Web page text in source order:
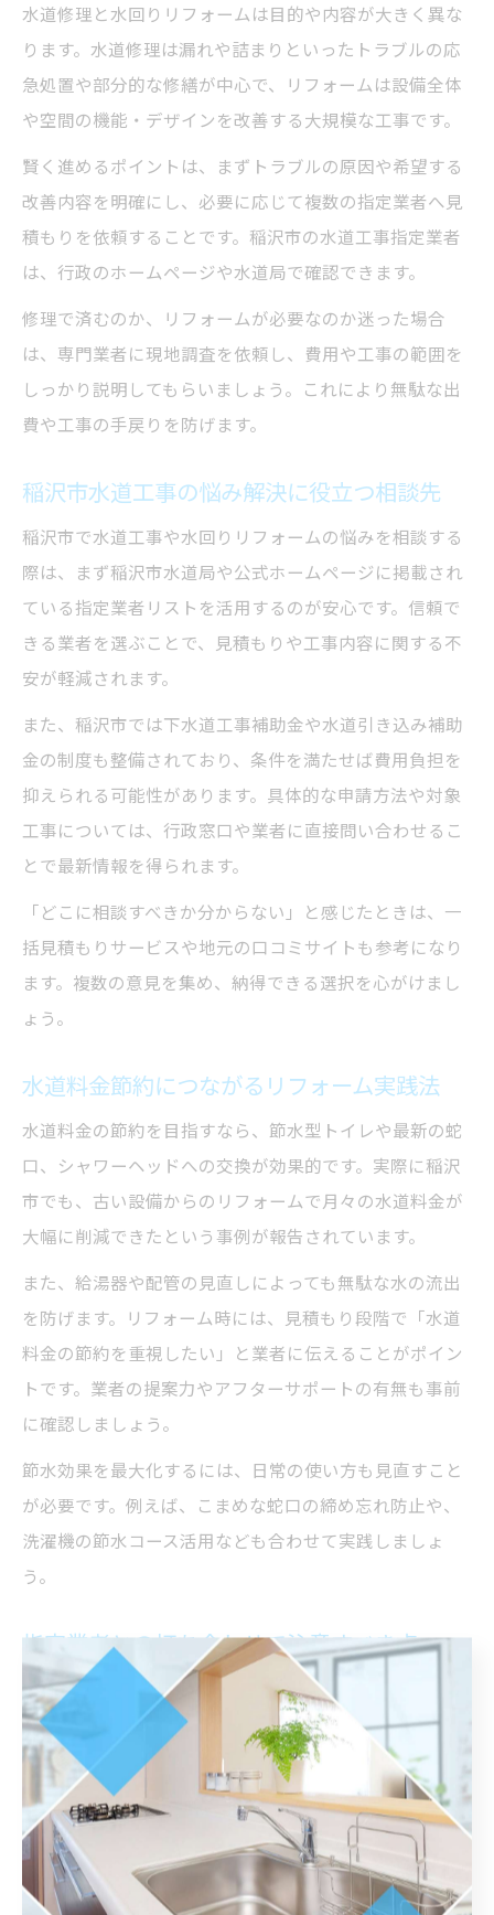
水道修理と水回りリフォームは目的や内容が大きく異な
ります。水道修理は漏れや詰まりといったトラブルの応
急処置や部分的な修繕が中心で、リフォームは設備全体
や空間の機能・デザインを改善する大規模な工事です。
賢く進めるポイントは、まずトラブルの原因や希望する
改善内容を明確にし、必要に応じて複数の指定業者へ見
積もりを依頼することです。稲沢市の水道工事指定業者
は、行政のホームページや水道局で確認できます。
修理で済むのか、リフォームが必要なのか迷った場合
は、専門業者に現地調査を依頼し、費用や工事の範囲を
しっかり説明してもらいましょう。これにより無駄な出
費や工事の手戻りを防げます。
稲沢市水道工事の悩み解決に役立つ相談先
稲沢市で水道工事や水回りリフォームの悩みを相談する
際は、まず稲沢市水道局や公式ホームページに掲載され
ている指定業者リストを活用するのが安心です。信頼で
きる業者を選ぶことで、見積もりや工事内容に関する不
安が軽減されます。
また、稲沢市では下水道工事補助金や水道引き込み補助
金の制度も整備されており、条件を満たせば費用負担を
抑えられる可能性があります。具体的な申請方法や対象
工事については、行政窓口や業者に直接問い合わせるこ
とで最新情報を得られます。
「どこに相談すべきか分からない」と感じたときは、一
括見積もりサービスや地元の口コミサイトも参考になり
ます。複数の意見を集め、納得できる選択を心がけまし
ょう。
水道料金節約につながるリフォーム実践法
水道料金の節約を目指すなら、節水型トイレや最新の蛇
口、シャワーヘッドへの交換が効果的です。実際に稲沢
市でも、古い設備からのリフォームで月々の水道料金が
大幅に削減できたという事例が報告されています。
また、給湯器や配管の見直しによっても無駄な水の流出
を防げます。リフォーム時には、見積もり段階で「水道
料金の節約を重視したい」と業者に伝えることがポイン
トです。業者の提案力やアフターサポートの有無も事前
に確認しましょう。
節水効果を最大化するには、日常の使い方も見直すこと
が必要です。例えば、こまめな蛇口の締め忘れ防止や、
洗濯機の節水コース活用なども合わせて実践しましょ
う。
指定業者との打ち合わせで注意すべき点
水道工事や水回りリフォームを依頼する際、指定業者と
の打ち合わせは非常に重要です。まず工事内容や費用の
内訳、工期、保証内容を明確に説明してもらい、不明点
は必ずその場で確認しましょう。
特に「見積もりに含まれる工事範囲」「追加費用が発生
するケース」「補助金適用の可否」などはトラブルの元